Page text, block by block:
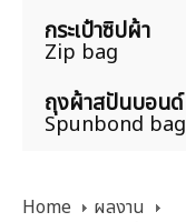
กระเป๋าซิปผ้า
Zip bag
ถุงผ้าสปันบอนด์
Spunbond bag
Home
ผลงาน